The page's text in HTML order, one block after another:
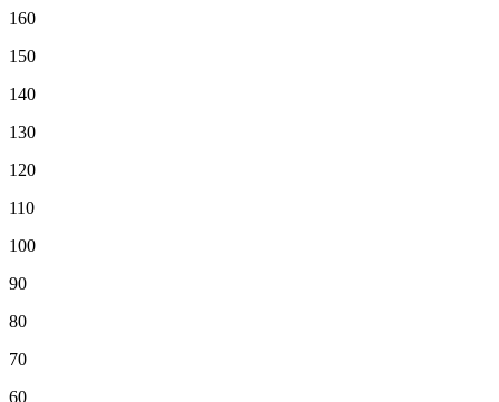
160
150
140
130
120
110
100
90
80
70
60